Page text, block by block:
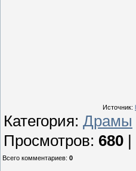
Источник:
Категория: Драмы
Просмотров: 680
Всего комментариев: 0